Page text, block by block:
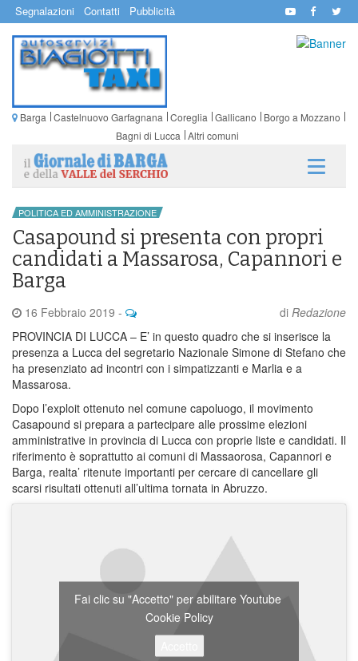
Segnalazioni Contatti Pubblicità
Barga Castelnuovo Garfagnana Coreglia Gallicano
Borgo a Mozzano
Bagni di Lucca Altri comuni
POLITICA ED AMMINISTRAZIONE
Casapound si presenta con propri
candidati a Massarosa, Capannori e
Barga
16 Febbraio 2019 - di Redazione
PROVINCIA DI LUCCA – E’ in questo quadro che si inserisce la
presenza a Lucca del segretario Nazionale Simone di Stefano che
ha presenziato ad incontri con i simpatizzanti e Marlia e a
Massarosa.
Dopo l’exploit ottenuto nel comune capoluogo, il movimento
Casapound si prepara a partecipare alle prossime elezioni
amministrative in provincia di Lucca con proprie liste e candidati. Il
riferimento è soprattutto ai comuni di Massaorosa, Capannori e
Barga, realta’ ritenute importanti per cercare di cancellare gli
scarsi risultati ottenuti all’ultima tornata in Abruzzo.
Fai clic su "Accetto" per abilitare Youtube
Cookie Policy